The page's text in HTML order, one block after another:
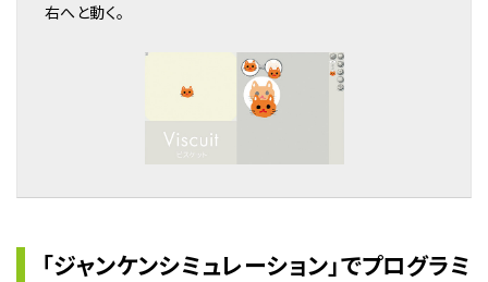
右へと動く。
「ジャンケンシミュレーション」でプログラミ